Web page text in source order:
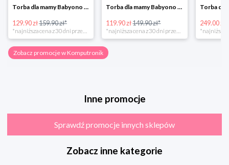
Torba dla mamy Babyono 1505/01 Comfort Icoinic 5/5
129.90 zł159.90 zł*
Torba dla mamy Babyono 1507/01 Comfort Chic w super cenie
119.90 zł149.90 zł* 249.00 zł
Zobacz promocje w Komputronik
Inne promocje
Sprawdź promocje innych sklepów
Zobacz inne kategorie